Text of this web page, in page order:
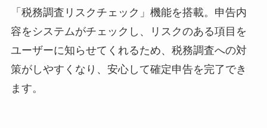
「税務調査リスクチェック」機能を搭載。申告内
容をシステムがチェックし、リスクのある項目を
ユーザーに知らせてくれるため、税務調査への対
策がしやすくなり、安心して確定申告を完了でき
ます。